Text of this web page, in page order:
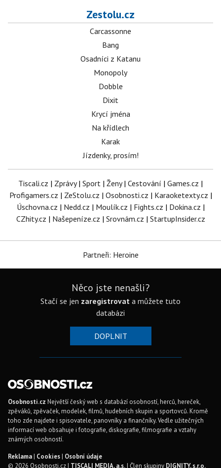
Zestolu.cz
Carcassonne
Bang
Osadníci z Katanu
Monopoly
Dobble
Dixit
Krycí jména
Na křídlech
Karak
Jízdenky, prosím!
Tiscali.cz | Zprávy| Sport | Ženy| Cestování | Games.cz |
Profigamers.cz | ZeStolu.cz | Osobnosti.cz | Karaoketexty.cz |
Úschovna.cz | Nedd.cz | Moulík.cz | Fights.cz | Dokina.cz |
CZhity.cz | Našepeníze.cz | Srovnám.cz | StartupInsider.cz
Partneři: Heroine
Něco jste nenašli?
Stačí se jen zaregistrovat a můžete tuto
databázi
DOPLNIT
Osobnosti.cz Největší český web s databází osobností, herců, hereček,
zpěváků, zpěvaček, modelek, filmů, hudebních skupin a sportovců. Kromě
toho zde najdete i spisovatele, panovníky a finančníky. Vedle užitečných
informací web obsahuje i fotografie, diskografie, filmografie a vztahy
známých osobností.
Reklama| Cookies| Osobní údaje
© 2026 Osobnosti.cz | TISCALI MEDIA, a.s.| Člen skupiny DIGNITY, s.r.o.